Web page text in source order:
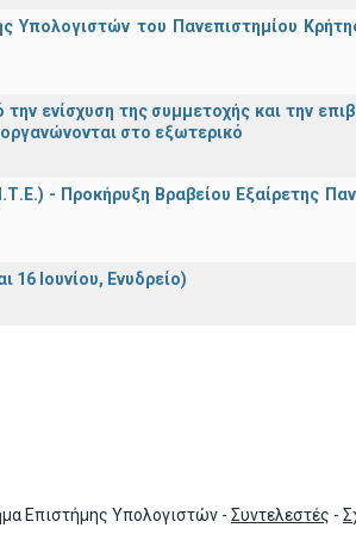
Υπολογιστών του Πανεπιστημίου
ενίσχυση της συμμετοχής και την
στο εξωτερικό
- Προκήρυξη Βραβείου Εξαίρετης
16 Ιουνίου, Ενυδρείο)
Επιστήμης Υπολογιστών - Συντελεστές -